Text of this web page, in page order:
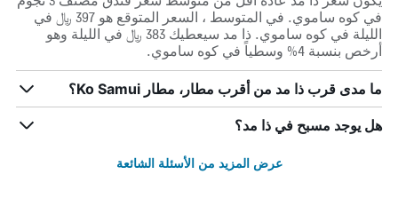
في كوه ساموي. في المتوسط ، السعر المتوقع هو 397 ﷼ في
الليلة في كوه ساموي. ذا مد سيعطيك 383 ﷼ في الليلة وهو
أرخص بنسبة 4% وسطياً في كوه ساموي.
ما مدى قرب ذا مد من أقرب مطار، مطار Ko Samui؟
هل يوجد مسبح في ذا مد؟
عرض المزيد من الأسئلة الشائعة